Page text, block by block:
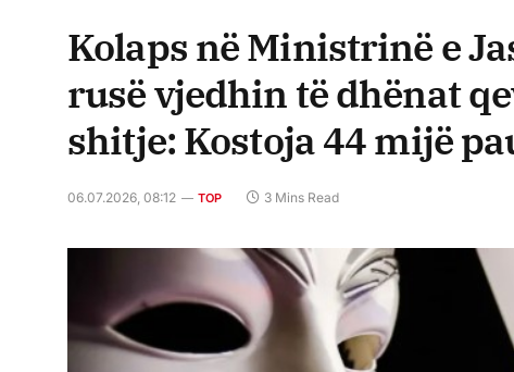
Kolaps në Ministrinë e
rusë vjedhin të dhënat
shitje: Kostoja 44 mijë
06.07.2026, 08:12 TOP 3 Mins Read